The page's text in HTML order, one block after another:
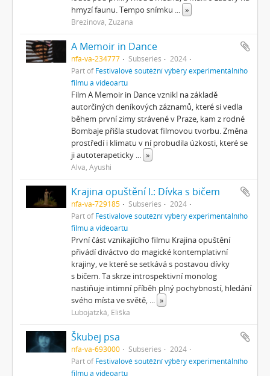
hmyzí faunu. Tempo snímku ... »
Březinová, Zuzana
A Memoir in Dance
nfa-va-234777 Subseries
2024
Part ofFestivalové soutěžní výběry experimentálního
filmu a videoartu
Film A Memoir in Dance vznikl na základě
autorčiných deníkových záznamů, které si vedla
během první zimy strávené v Praze, kam z rodné
Bombaje přišla studovat filmovou tvorbu. Změna
prostředí i klimatu v ní probudila úzkosti, které se
ji autoterapeticky ... »
Alva, Ayushi
Krajina opuštění I.: Dívka s bičem
nfa-va-729185 Subseries
2024
Part ofFestivalové soutěžní výběry experimentálního
filmu a videoartu
První část vznikajícího filmu Krajina opuštění
přivádí diváctvo do magické kontemplativní
krajiny, ve které se setkává s postavou dívky
s bičem. Ta skrze introspektivní monolog
nastiňuje intimní příběh plný pochybností, hledání
svého místa ve světě, ... »
Lubojatzká, Eliška
Škubej psa
nfa-va-693000 Subseries
2024
Part ofFestivalové soutěžní výběry experimentálního
filmu a videoartu